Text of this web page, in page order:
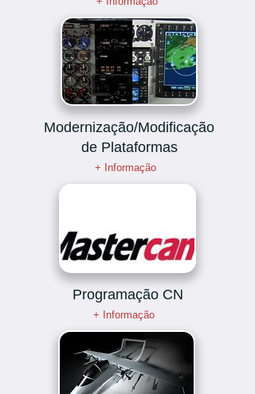
Modernização/Modificação
de Plataformas
+ Informação
Programação CN
+ Informação